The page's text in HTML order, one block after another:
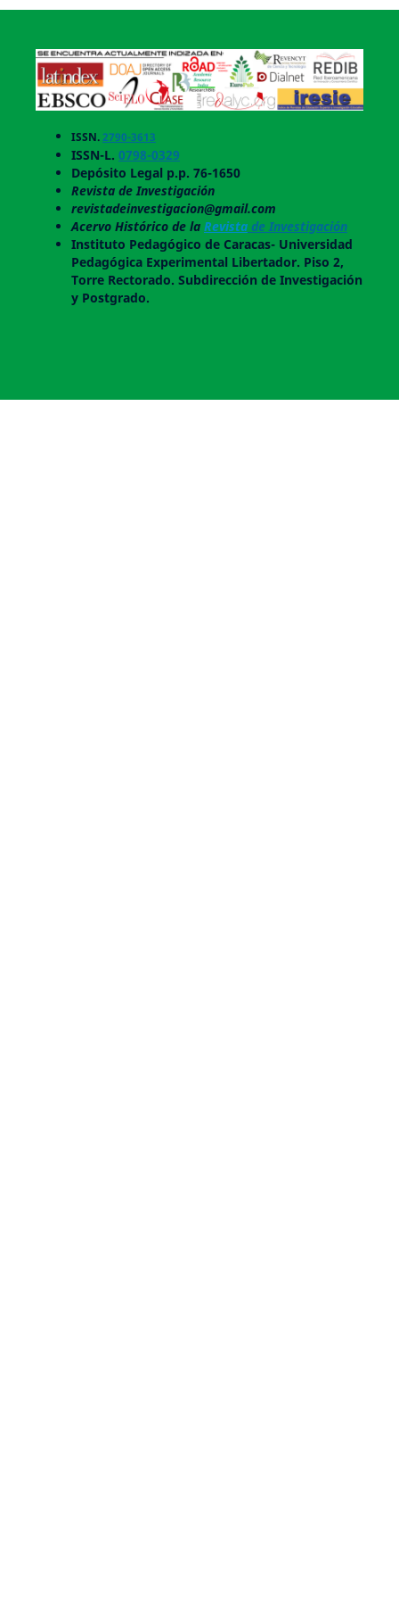
ISSN.2790-3613
ISSN-L. 0798-0329
Depósito Legal p.p. 76-1650
Revista de Investigación
revistadeinvestigacion@gmail.com
Acervo Histórico de la Revistade Investigación
Instituto Pedagógico de Caracas- Universidad
Pedagógica Experimental Libertador. Piso 2,
Torre Rectorado. Subdirección de Investigación
y Postgrado.